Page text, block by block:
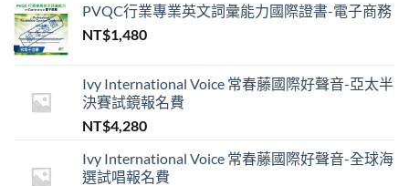
PVQC行業專業英文詞彙能力國際證書-電子商務
NT$1,480
Ivy International Voice 常春藤國際好聲音-亞太半
決賽試鏡報名費
NT$4,280
Ivy International Voice 常春藤國際好聲音-全球海
選試唱報名費